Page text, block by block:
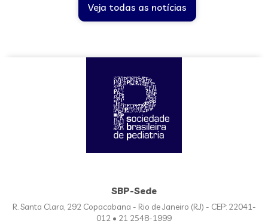
Veja todas as notícias
SBP-Sede
R. Santa Clara, 292 Copacabana - Rio de Janeiro (RJ) - CEP: 22041-
012 • 21 2548-1999